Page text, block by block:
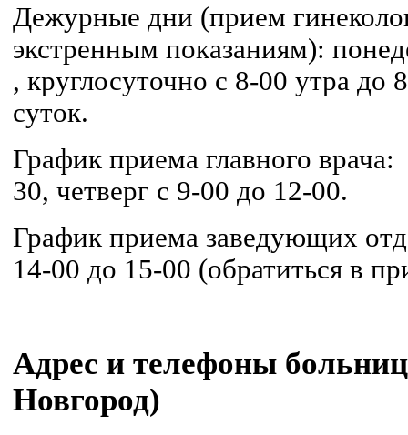
Дежурные дни (прием
экстренным показаниям):
, круглосуточно с 8-00 утра
суток.
График приема главного врача:
30, четверг с 9-00 до 12-00.
График приема заведующих
14-00 до 15-00 (обратиться в
Адрес и телефоны
Новгород)